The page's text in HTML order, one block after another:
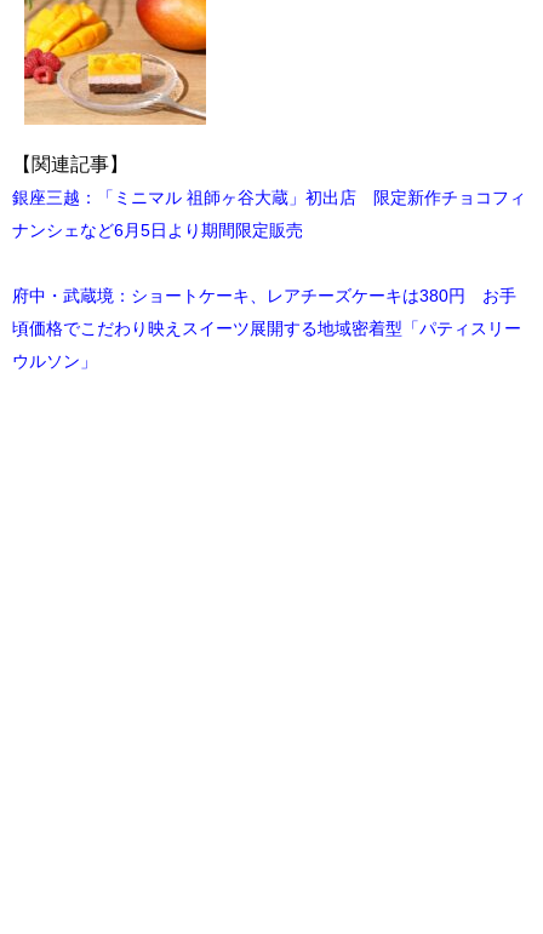
【関連記事】
銀座三越：「ミニマル 祖師ヶ谷大蔵」初出店 限定新作チョコフィ
ナンシェなど6月5日より期間限定販売
府中・武蔵境：ショートケーキ、レアチーズケーキは380円 お手
頃価格でこだわり映えスイーツ展開する地域密着型「パティスリー
ウルソン」